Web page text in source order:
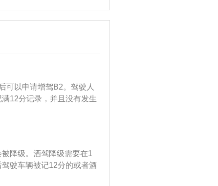
可以申请增驾B2。驾驶人
12分记录，并且没有发生
于降级的更多介绍：1、
级降级，最低降到C1。小
件每次只注销准驾车型中
号的驾驶证，第一次只注
员需要重新参加车管部门
降级。酒驾降级需要在1
驶车辆被记12分的或者酒
级需要满5年才可以增